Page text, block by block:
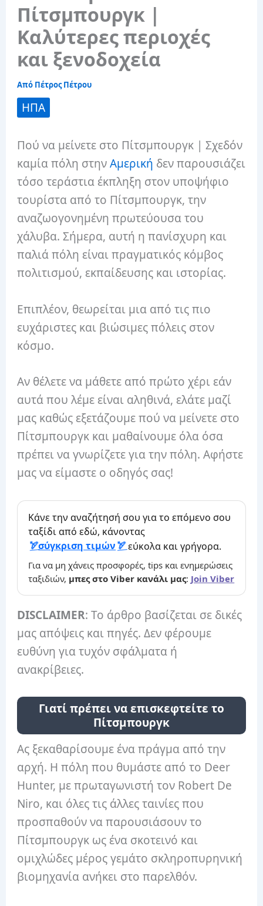
Πίτσμπουργκ |
Καλύτερες περιοχές
και ξενοδοχεία
Από Πέτρος Πέτρου
ΗΠΑ
Πού να μείνετε στο Πίτσμπουργκ | Σχεδόν
καμία πόλη στηνΑμερική δεν παρουσιάζει
τόσο τεράστια έκπληξη στον υποψήφιο
τουρίστα από το Πίτσμπουργκ, την
αναζωογονημένη πρωτεύουσα του
χάλυβα. Σήμερα, αυτή η πανίσχυρη και
παλιά πόλη είναι πραγματικός κόμβος
πολιτισμού, εκπαίδευσης και ιστορίας.
Επιπλέον, θεωρείται μια από τις πιο
ευχάριστες και βιώσιμες πόλεις στον
κόσμο.
Αν θέλετε να μάθετε από πρώτο χέρι εάν
αυτά που λέμε είναι αληθινά, ελάτε μαζί
μας καθώς εξετάζουμε πού να μείνετε στο
Πίτσμπουργκ και μαθαίνουμε όλα όσα
πρέπει να γνωρίζετε για την πόλη. Αφήστε
μας να είμαστε ο οδηγός σας!
Κάνε την αναζήτησή σου για το επόμενο σου
ταξίδι από εδώ, κάνοντας
σύγκριση τιμών
εύκολα και γρήγορα.
Για να μη χάνεις προσφορές, tips και ενημερώσεις
ταξιδιών, μπες στο Viber κανάλι μας: Join Viber
DISCLAIMER: Το άρθρο βασίζεται σε δικές
μας απόψεις και πηγές. Δεν φέρουμε
ευθύνη για τυχόν σφάλματα ή
ανακρίβειες.
Γιατί πρέπει να επισκεφτείτε το
Πίτσμπουργκ
Ας ξεκαθαρίσουμε ένα πράγμα από την
αρχή. Η πόλη που θυμάστε από το Deer
Hunter, με πρωταγωνιστή τον Robert De
Niro, και όλες τις άλλες ταινίες που
προσπαθούν να παρουσιάσουν το
Πίτσμπουργκ ως ένα σκοτεινό και
ομιχλώδες μέρος γεμάτο σκληροπυρηνική
βιομηχανία ανήκει στο παρελθόν.